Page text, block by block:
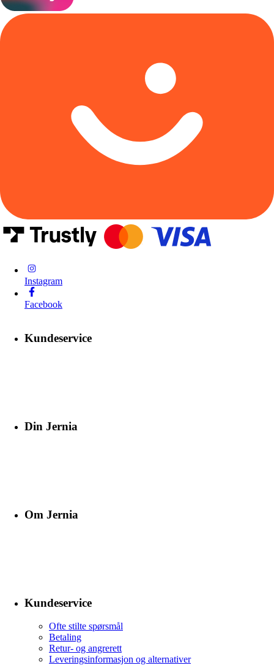
Instagram
Facebook
Kundeservice
Din Jernia
Om Jernia
Kundeservice
Ofte stilte spørsmål
Betaling
Retur- og angrerett
Leveringsinformasjon og alternativer